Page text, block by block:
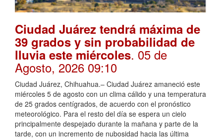
Ciudad Juárez tendrá máxima de
39 grados y sin probabilidad de
lluvia este miércoles. 05 de
Agosto, 2026 09:10
Ciudad Juárez, Chihuahua.– Ciudad Juárez amaneció este
miércoles 5 de agosto con un clima cálido y una temperatura
de 25 grados centígrados, de acuerdo con el pronóstico
meteorológico. Para el resto del día se espera un cielo
principalmente despejado durante la mañana y parte de la
tarde, con un incremento de nubosidad hacia las última